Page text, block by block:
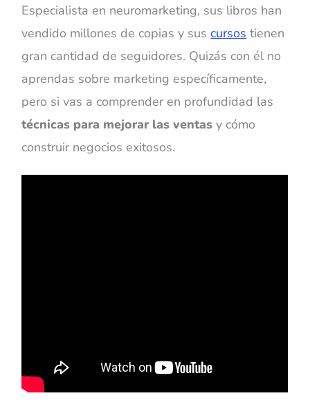
Especialista en neuromarketing, sus libros han
vendido millones de copias y suscursos tienen
gran cantidad de seguidores. Quizás con él no
aprendas sobre marketing específicamente,
pero si vas a comprender en profundidad las
técnicas para mejorar las ventas y cómo
construir negocios exitosos.